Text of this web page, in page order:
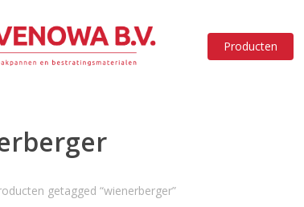
Producten
getagged “wienerberger”